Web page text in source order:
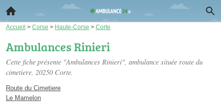
Accueil > Corse > Haute-Corse > Corte
Ambulances Rinieri
Cette fiche présente "Ambulances Rinieri", ambulance située route du
cimetiere, 20250 Corte.
Route du Cimetiere
Le Mamelon